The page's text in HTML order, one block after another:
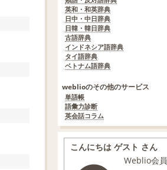
英和・和英辞典
日中・中日辞典
日韓・韓日辞典
古語辞典
インドネシア語辞典
タイ語辞典
ベトナム語辞典
weblioのその他のサービス
単語帳
語彙力診断
英会話コラム
こんにちは ゲスト さん
Weblio会員